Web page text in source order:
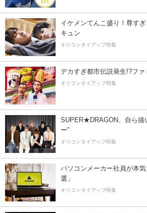
イケメンてんこ盛り！尊す
キュン
オリコンタイアップ特集
デカすぎ都市伝説発生!?フ
オリコンタイアップ特集
SUPER★DRAGON、自ら描
ー”
オリコンタイアップ特集
パソコンメーカー社員が本
選」
オリコンタイアップ特集